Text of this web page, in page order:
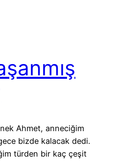
Ahmet, anneciğim
bizde kalacak dedi.
türden bir kaç çeşit